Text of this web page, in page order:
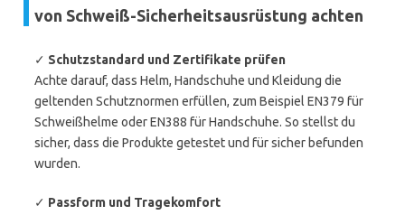
von Schweiß-Sicherheitsausrüstung achten
✓ Schutzstandard und Zertifikate prüfen
Achte darauf, dass Helm, Handschuhe und Kleidung die
geltenden Schutznormen erfüllen, zum Beispiel EN379 für
Schweißhelme oder EN388 für Handschuhe. So stellst du
sicher, dass die Produkte getestet und für sicher befunden
wurden.
✓ Passform und Tragekomfort